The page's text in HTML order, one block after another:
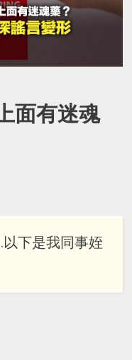
面有迷魂
下是我同事姪